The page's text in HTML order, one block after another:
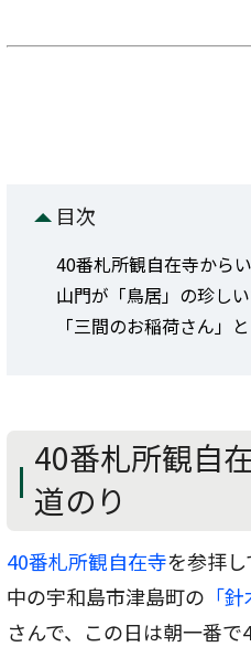
目次
40番札所観自在寺から
山門が「鳥居」の珍し
「三間のお稲荷さん」
40番札所観自
道のり
40番札所観自在寺を参拝
中の宇和島市津島町の 「
さんで、この日は朝一番で